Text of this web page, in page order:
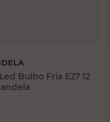
Bulbo Fría E27 12